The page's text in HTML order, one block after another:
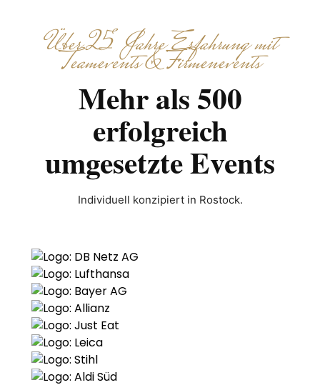
Über 25 Jahre Erfahrung mit
Teamevents & Firmenevents
Mehr als 500
erfolgreich
umgesetzte Events
Individuell konzipiert in Rostock.